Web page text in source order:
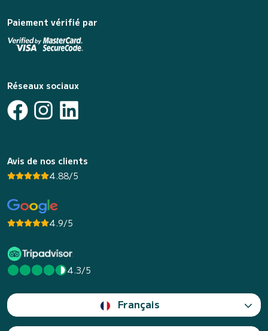
Paiement vérifié par
Réseaux sociaux
Avis de nos clients
4.88/5
4.9/5
4.3/5
Français